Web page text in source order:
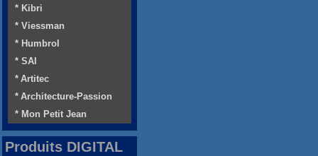
* Kibri
* Viessman
* Humbrol
* SAI
* Artitec
* Architecture-Passion
* Mon Petit Jean
Produits DIGITAL